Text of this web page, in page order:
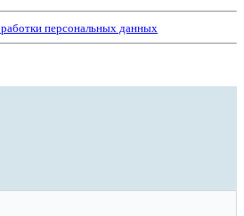
персональных данных